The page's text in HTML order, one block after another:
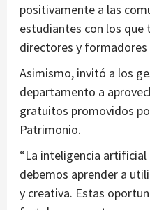
positivamente a las
estudiantes con los que
directores y formadores
Asimismo, invitó a los
departamento a
gratuitos promovidos
Patrimonio.
“La inteligencia
debemos aprender a
y creativa. Estas